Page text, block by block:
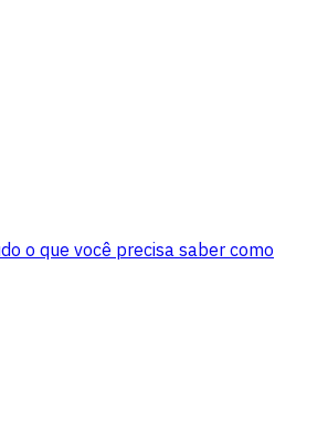
o que você precisa saber como